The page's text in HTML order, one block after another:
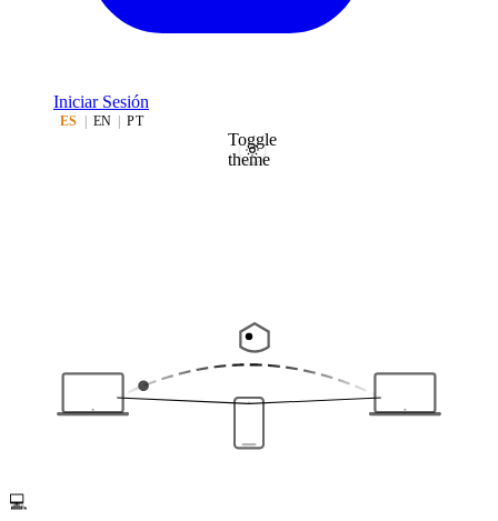
Iniciar Sesión
ES EN PT
Toggle
theme
💻